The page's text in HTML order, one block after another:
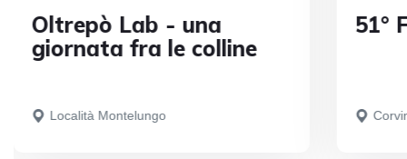
Oltrepò Lab - una
giornata fra le colline
Località Montelungo
51°